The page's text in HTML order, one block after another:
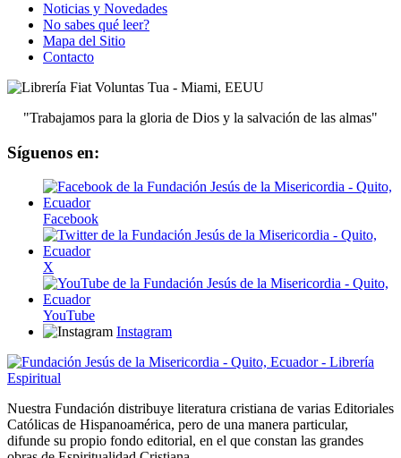
Noticias y Novedades
No sabes qué leer?
Mapa del Sitio
Contacto
"Trabajamos para la gloria de Dios y la salvación de las almas"
Síguenos en:
Facebook
X
YouTube
Instagram
Nuestra Fundación distribuye literatura cristiana de varias Editoriales
Católicas de Hispanoamérica, pero de una manera particular,
difunde su propio fondo editorial, en el que constan las grandes